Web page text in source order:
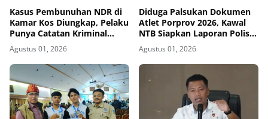
Kasus Pembunuhan NDR di
Kamar Kos Diungkap, Pelaku
Punya Catatan Kriminal
Kekerasan
Agustus 01, 2026
Diduga Palsukan Dokumen
Atlet Porprov 2026, Kawal
NTB Siapkan Laporan Polisi
ke Polda NTB
Agustus 01, 2026